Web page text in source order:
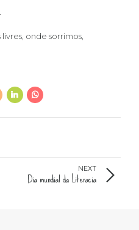
onde sorrimos,
NEXT
Dia mundial da Literacia